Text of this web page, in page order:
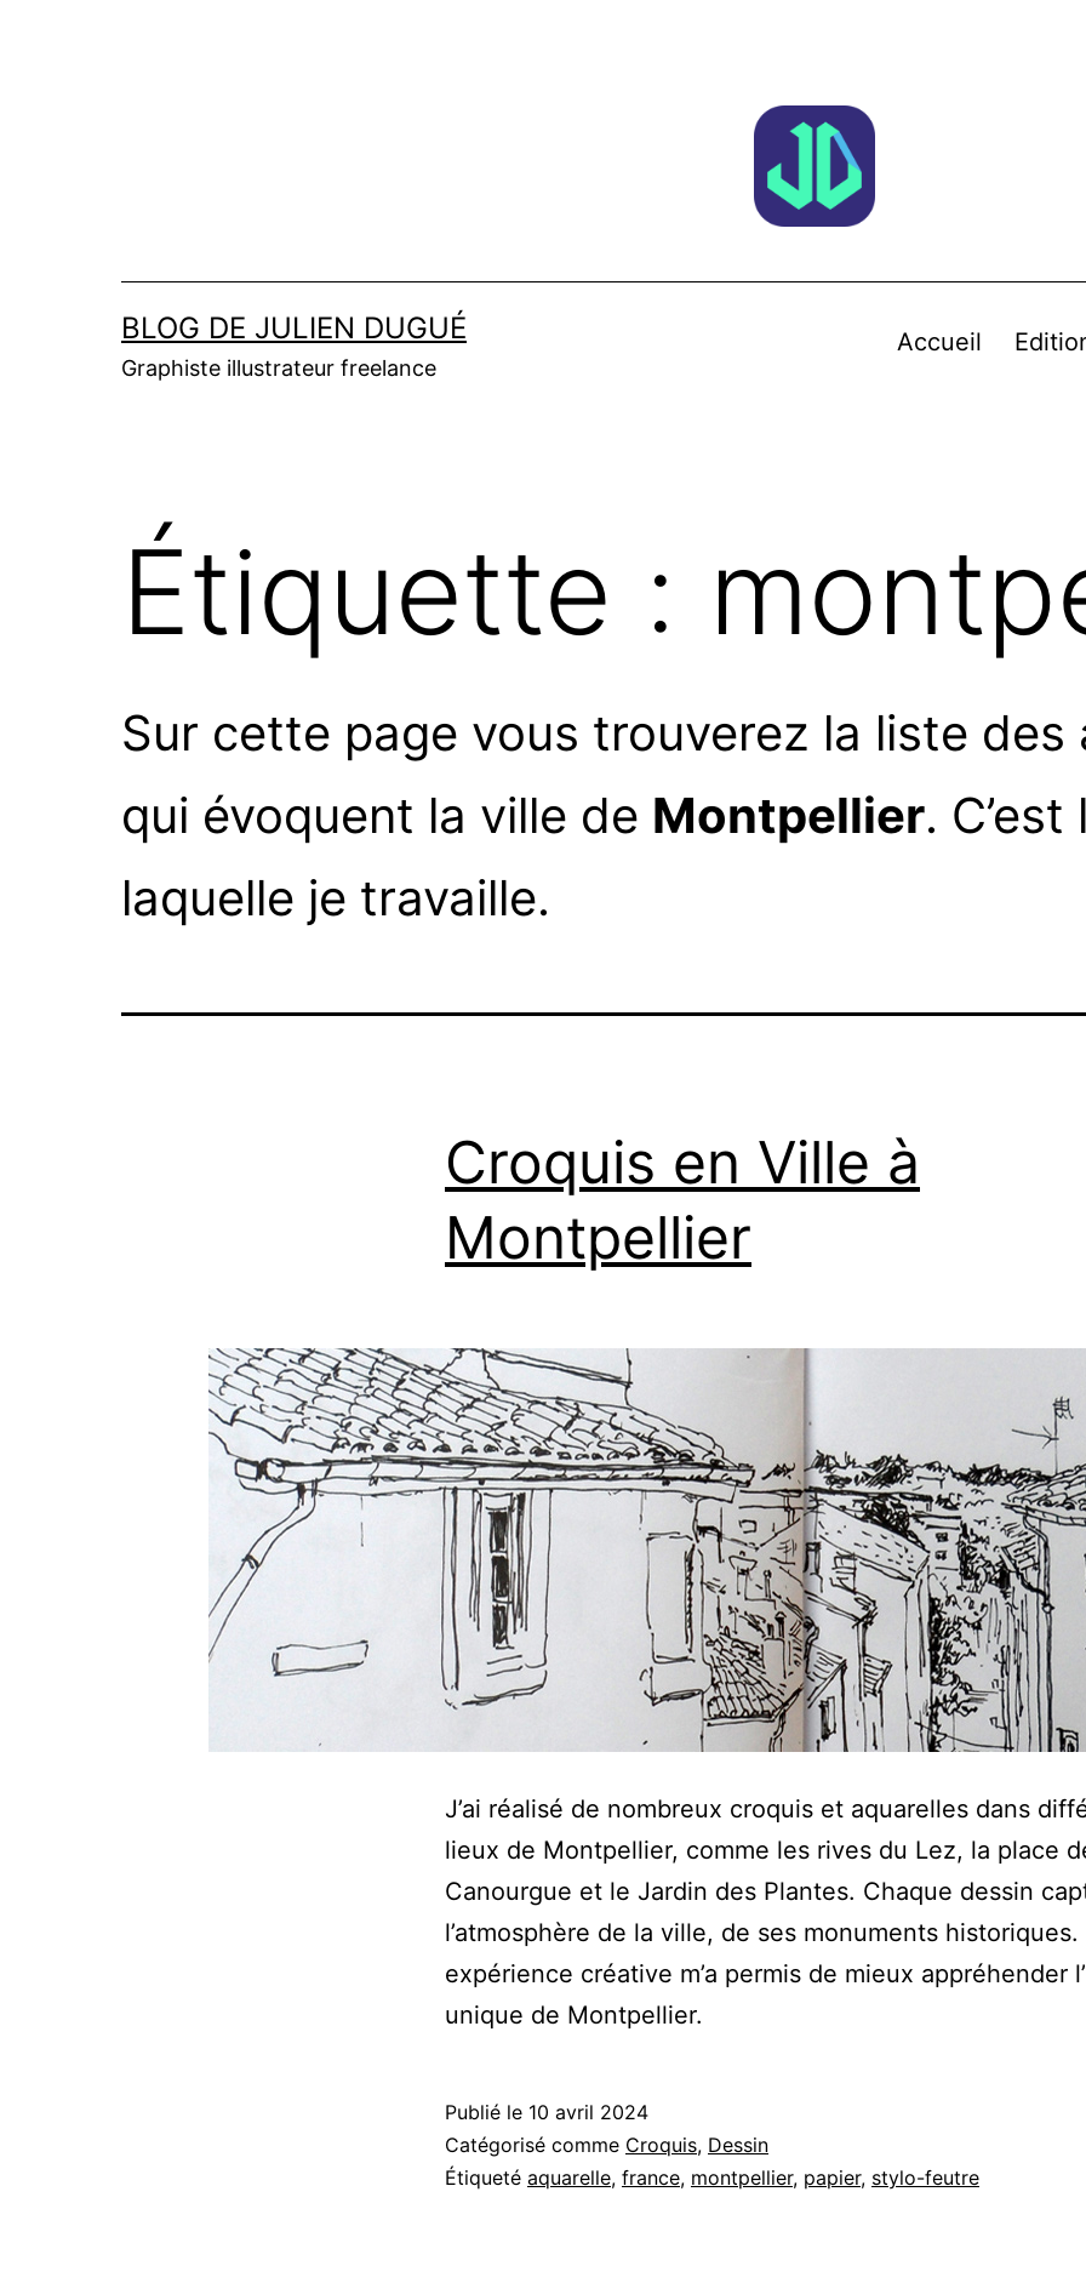
BLOG DE JULIEN DUGUÉ
Graphiste illustrateur freelance
Accueil
Étiquette :
Sur cette page vous trouverez la liste
qui évoquent la ville de Montpellier.
laquelle je travaille.
Croquis en Ville à
Montpellier
J’ai réalisé de nombreux croquis et aquarelles dans
lieux de Montpellier, comme les rives du Lez, la place
Canourgue et le Jardin des Plantes. Chaque dessin
l’atmosphère de la ville, de ses monuments
expérience créative m’a permis de mieux appréhender
unique de Montpellier.
Publié le 10 avril 2024
Catégorisé comme Croquis, Dessin
Étiqueté aquarelle, france, montpellier, papier, stylo-feutre